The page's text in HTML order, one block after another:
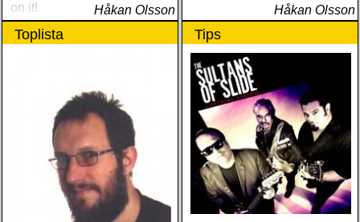
on it!
Håkan Olsson Håkan Olsson
Toplista Tips